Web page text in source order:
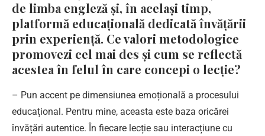
de limba engleză și, în același timp,
platformă educațională dedicată învățării
prin experiență. Ce valori metodologice
promovezi cel mai des și cum se reflectă
acestea în felul în care concepi o lecție?
– Pun accent pe dimensiunea emoțională a procesului
educațional. Pentru mine, aceasta este baza oricărei
învățări autentice. În fiecare lecție sau interacțiune cu